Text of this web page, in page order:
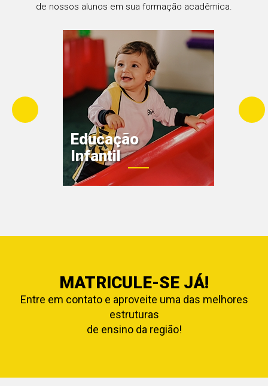
de nossos alunos em sua formação acadêmica.
Educação
Infantil
MATRICULE-SE JÁ!
Entre em contato e aproveite uma das melhores
estruturas
de ensino da região!